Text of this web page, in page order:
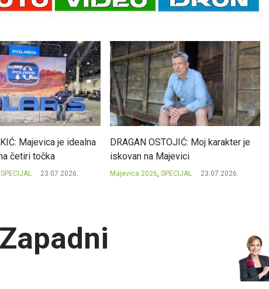
Majevica je idealna
četiri točka
SPECIJAL 23.07.2026.
DRAGAN OSTOJIĆ: Moj karakter je
iskovan na Majevici
Majevica 2026, SPECIJAL 23.07.2026.